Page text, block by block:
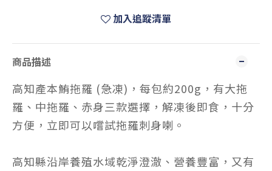
加入追蹤清單
商品描述
高知產本鮪拖羅 (急凍) ，每包約200g，有大拖
羅、 中拖羅 、 赤身三款選擇，解凍後即食，十分
方便，立即可以嚐試拖羅刺身喇。
高知縣沿岸養殖水域乾淨澄澈、營養豐富，又有